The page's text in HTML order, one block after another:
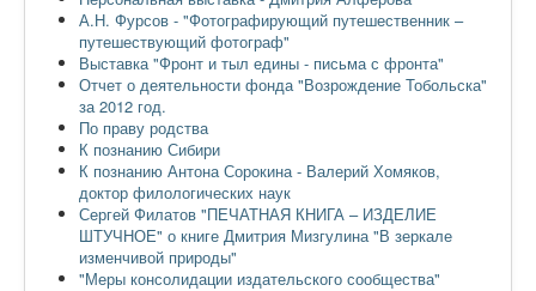
А.Н. Фурсов - "Фотографирующий путешественник –
путешествующий фотограф"
Выставка "Фронт и тыл едины - письма с фронта"
Отчет о деятельности фонда "Возрождение Тобольска"
за 2012 год.
По праву родства
К познанию Сибири
К познанию Антона Сорокина - Валерий Хомяков,
доктор филологических наук
Сергей Филатов "ПЕЧАТНАЯ КНИГА – ИЗДЕЛИЕ
ШТУЧНОЕ" о книге Дмитрия Мизгулина "В зеркале
изменчивой природы"
"Меры консолидации издательского сообщества"